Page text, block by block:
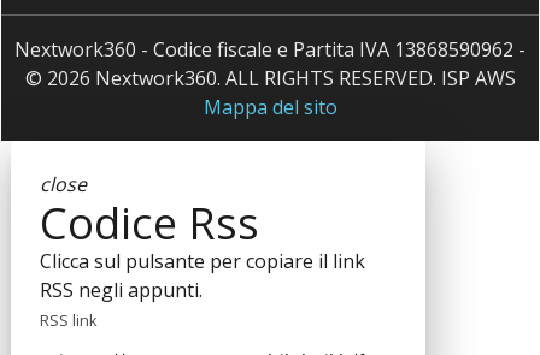
Nextwork360 - Codice fiscale e Partita IVA 13868590962 -
© 2026 Nextwork360. ALL RIGHTS RESERVED. ISP AWS
Mappa del sito
close
Codice Rss
Clicca sul pulsante per copiare il link
RSS negli appunti.
RSS link